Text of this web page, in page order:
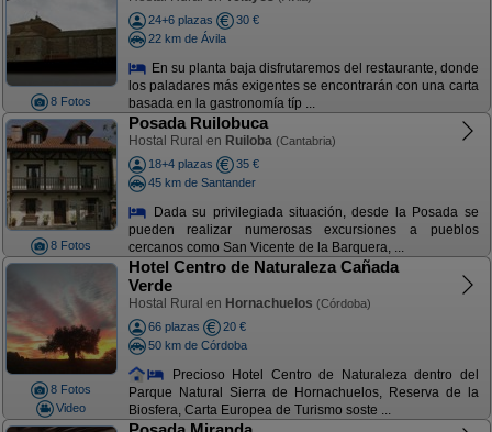
8 Fotos
24+6 plazas
30 €
22 km de Ávila
En su planta baja disfrutaremos del restaurante, donde
los paladares más exigentes se encontrarán con una carta
basada en la gastronomía típ ...
8 Fotos
Posada Ruilobuca
Hostal Rural en Ruiloba (Cantabria)
18+4 plazas
35 €
45 km de Santander
Dada su privilegiada situación, desde la Posada se
pueden realizar numerosas excursiones a pueblos
cercanos como San Vicente de la Barquera, ...
8 Fotos
Video
Hotel Centro de Naturaleza Cañada
Verde
Hostal Rural en Hornachuelos (Córdoba)
66 plazas
20 €
50 km de Córdoba
Precioso Hotel Centro de Naturaleza dentro del
Parque Natural Sierra de Hornachuelos, Reserva de la
Biosfera, Carta Europea de Turismo soste ...